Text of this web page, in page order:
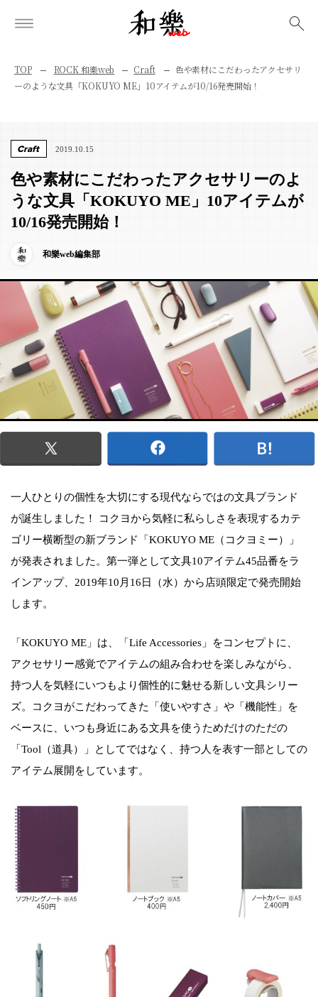
TOP ROCK 和樂web Craft
色や素材にこだわったアクセサリ
ーのような文具「KOKUYO ME」10アイテムが10/16発売開始！
Craft 2019.10.15
色や素材にこだわったアクセサリーのよ
うな文具「KOKUYO ME」10アイテムが
10/16発売開始！
和樂web編集部
一人ひとりの個性を大切にする現代ならではの文具ブランド
が誕生しました！ コクヨから気軽に私らしさを表現するカテ
ゴリー横断型の新ブランド「KOKUYO ME（コクヨミー）」
が発表されました。第一弾として文具10アイテム45品番をラ
インアップ、2019年10月16日（水）から店頭限定で発売開始
します。
「KOKUYO ME」は、「Life Accessories」をコンセプトに、
アクセサリー感覚でアイテムの組み合わせを楽しみながら、
持つ人を気軽にいつもより個性的に魅せる新しい文具シリー
ズ。コクヨがこだわってきた「使いやすさ」や「機能性」を
ベースに、いつも身近にある文具を使うためだけのただの
「Tool（道具）」としてではなく、持つ人を表す一部としての
アイテム展開をしています。